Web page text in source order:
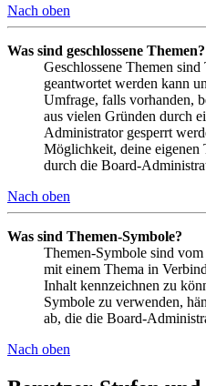
Nach oben
Was sind geschlossene Themen?
Geschlossene Themen
geantwortet werden kann
Umfrage, falls vorhanden,
aus vielen Gründen durch
Administrator gesperrt
Möglichkeit, deine eigenen
durch die Board-
Nach oben
Was sind Themen-Symbole?
Themen-Symbole sind
mit einem Thema in
Inhalt kennzeichnen zu
Symbole zu verwenden,
ab, die die Board-
Nach oben